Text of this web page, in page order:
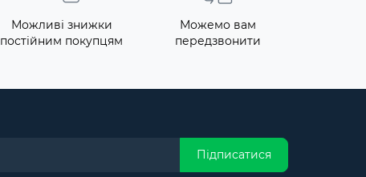
Можливі знижки
постійним покупцям
Можемо вам
передзвонити
Підписатися